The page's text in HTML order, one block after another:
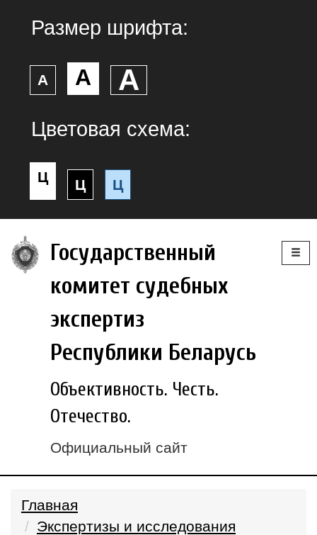
Размер шрифта:
А А А
Цветовая схема:
Ц Ц Ц
Государственный
комитет судебных
экспертиз
Республики Беларусь
Объективность. Честь.
Отечество.
Официальный сайт
Главная
Экспертизы и исследования